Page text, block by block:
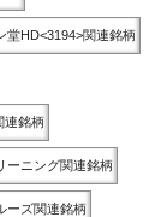
堂HD<3194>関連銘柄
連銘柄
ーニング関連銘柄
ーズ関連銘柄